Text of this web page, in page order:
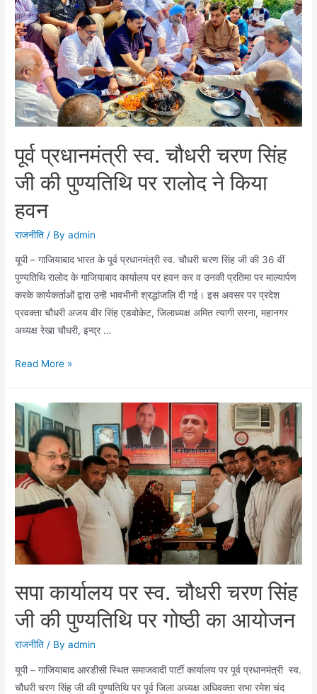
और
व्रत
का
विशेष
महत्व
होता
है
संजीव
गुप्ता
पूर्व प्रधानमंत्री स्व. चौधरी चरण सिंह
जी की पुण्यतिथि पर रालोद ने किया
हवन
राजनीति / Byadmin
यूपी – गाजियाबाद भारत के पूर्व प्रधानमंत्री स्व. चौधरी चरण सिंह जी की 36 वीं
पुण्यतिथि रालोद के गाजियाबाद कार्यालय पर हवन कर व उनकी प्रतिमा पर माल्यार्पण
करके कार्यकर्ताओं द्वारा उन्हें भावभीनी श्रद्धांजलि दी गई। इस अवसर पर प्रदेश
प्रवक्ता चौधरी अजय वीर सिंह एडवोकेट, जिलाध्यक्ष अमित त्यागी सरना, महानगर
अध्यक्ष रेखा चौधरी, इन्द्र …
पूर्व
चौधरी
चरण
सिंह
जी
की
पुण्यतिथि
रालोद
ने
हवन
Read More »
सपा कार्यालय पर स्व. चौधरी चरण सिंह
जी की पुण्यतिथि पर गोष्ठी का आयोजन
राजनीति / Byadmin
यूपी – गाजियाबाद आरडीसी स्थित समाजवादी पार्टी कार्यालय पर पूर्व प्रधानमंत्री स्व.
चौधरी चरण सिंह जी की पुण्यतिथि पर पूर्व जिला अध्यक्ष अधिवक्ता सभा रमेश चंद